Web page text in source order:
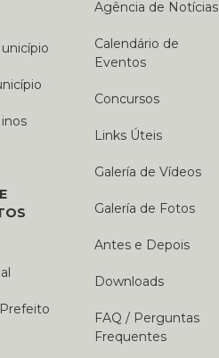
Agência de Notícias
Calendário de
Eventos
Concursos
Links Úteis
Galería de Vídeos
Galería de Fotos
Antes e Depois
Downloads
FAQ / Perguntas
Frequentes